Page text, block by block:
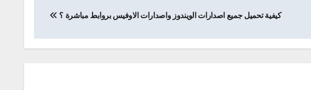
كيفية تحميل جميع اصدارات الويندوز واصدارات الاوفيس بروابط مباشرة ؟